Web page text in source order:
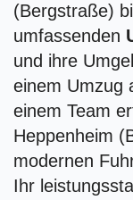
(Bergstraße)
umfassenden
und ihre
einem Umzug
einem Team
Heppenheim
modernen
Ihr